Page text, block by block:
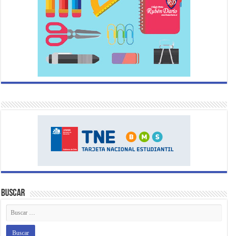
Buscar